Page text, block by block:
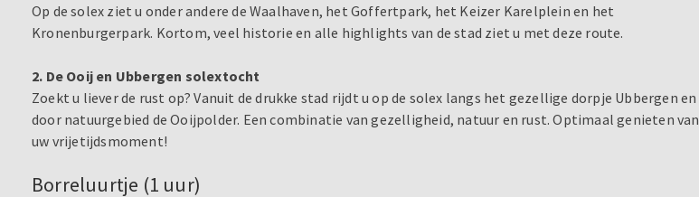
Op de solex ziet u onder andere de Waalhaven, het Goffertpark, het Keizer Karelplein en het
Kronenburgerpark. Kortom, veel historie en alle highlights van de stad ziet u met deze route.
2. De Ooij en Ubbergen solextocht
Zoekt u liever de rust op? Vanuit de drukke stad rijdt u op de solex langs het gezellige dorpje Ubbergen en
door natuurgebied de Ooijpolder. Een combinatie van gezelligheid, natuur en rust. Optimaal genieten van
uw vrijetijdsmoment!
Borreluurtje (1 uur)